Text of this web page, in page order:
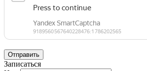
Отправить
Записаться